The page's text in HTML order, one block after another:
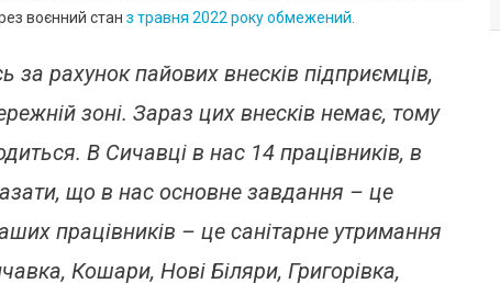
Завдання
Підприємством
воєнний стан з травня 2022 року обмежений.
рахунок пайових внесків підприємців,
зоні. Зараз цих внесків немає, тому
В Сичавці в нас 14 працівників, в
що в нас основне завдання – це
працівників – це санітарне утримання
Кошари, Нові Біляри, Григорівка,